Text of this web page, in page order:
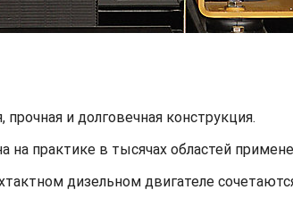
прочная и долговечная конструкция.
на практике в тысячах областей
дизельном двигателе